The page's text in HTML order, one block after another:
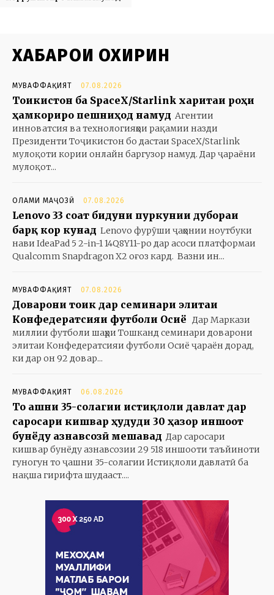
ХАБАРҲОИ ОХИРИН
МУВАФФАҚИЯТ 07.08.2026
Тоҷикистон ба SpaceX/Starlink харитаи роҳи
ҳамкориро пешниҳод намуд Агентии
инноватсия ва технологияҳои рақамии назди
Президенти Тоҷикистон бо дастаи SpaceX/Starlink
мулоқоти кории онлайн баргузор намуд. Дар ҷараёни
мулоқот...
ОЛАМИ МАҶОЗӢ 07.08.2026
Lenovo 33 соат бидуни пуркунии дубораи
барқ кор кунад Lenovo фурӯши ҷаҳонии ноутбуки
нави IdeaPad 5 2-in-1 14Q8Y11-ро дар асоси платформаи
Qualcomm Snapdragon X2 оғоз кард. Вазни ин...
МУВАФФАҚИЯТ 07.08.2026
Доварони тоҷик дар семинари элитаи
Конфедератсияи футболи Осиё Дар Маркази
миллии футболи шаҳри Тошканд семинари доварони
элитаи Конфедератсияи футболи Осиё ҷараён дорад,
ки дар он 92 довар...
МУВАФФАҚИЯТ 06.08.2026
То ҷашни 35-солагии истиқлоли давлат дар
саросари кишвар ҳудуди 30 ҳазор иншоот
бунёду азнавсозӣ мешавад Дар саросари
кишвар бунёду азнавсозии 29 518 иншооти таъйиноти
гуногун то ҷашни 35-солагии Истиқлоли давлатӣ ба
нақша гирифта шудааст....